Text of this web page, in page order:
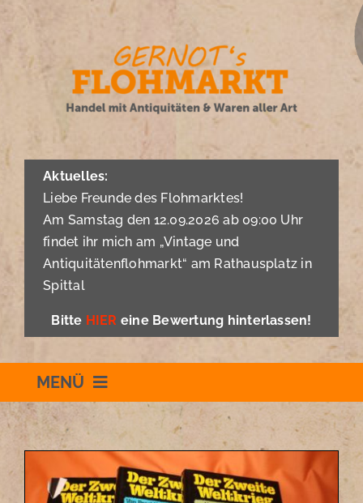
Inhalt
springen
Aktuelles:
Liebe Freunde des Flohmarktes!
Am Samstag den 12.09.2026 ab 09:00 Uhr
findet ihr mich am „Vintage und
Antiquitätenflohmarkt“ am Rathausplatz in
Spittal
Bitte HIER eine Bewertung hinterlassen!
MENÜ
Willkommen
Schauraum